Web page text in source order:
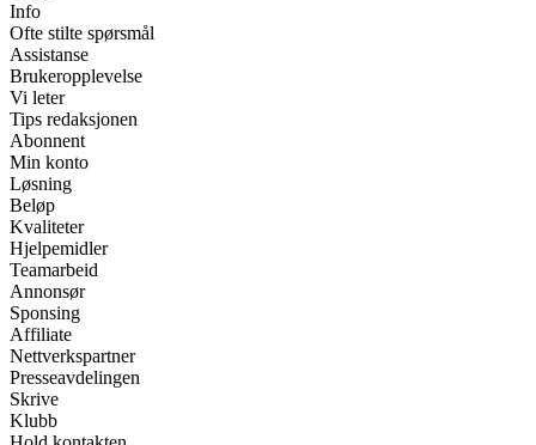
Info
Ofte stilte spørsmål
Assistanse
Brukeropplevelse
Vi leter
Tips redaksjonen
Abonnent
Min konto
Løsning
Beløp
Kvaliteter
Hjelpemidler
Teamarbeid
Annonsør
Sponsing
Affiliate
Nettverkspartner
Presseavdelingen
Skrive
Klubb